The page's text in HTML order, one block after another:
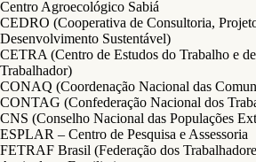
Centro Agroecológico Sabiá
CEDRO (Cooperativa de Consultoria,
Desenvolvimento Sustentável)
CETRA (Centro de Estudos do Trabalho e
Trabalhador)
CONAQ (Coordenação Nacional das
CONTAG (Confederação Nacional dos
CNS (Conselho Nacional das Populações
ESPLAR – Centro de Pesquisa e Assessoria
FETRAF Brasil (Federação dos